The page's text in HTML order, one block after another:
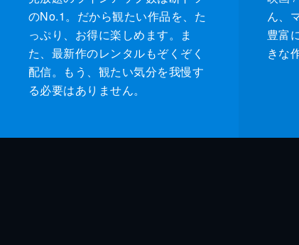
のNo.1。だから観たい作品を、た
っぷり、お得に楽しめます。ま
た、最新作のレンタルもぞくぞく
配信。もう、観たい気分を我慢す
る必要はありません。
ん、
豊富
きな